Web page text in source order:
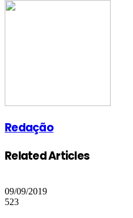
Redação
Related Articles
09/09/2019
523